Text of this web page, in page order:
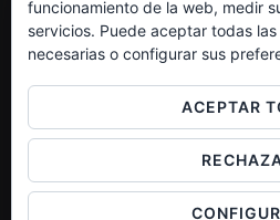
info@interoleo.com
Inspiro Themepor
funcionamiento de la web, medir
servicios. Puede aceptar todas
necesarias o configurar sus
ACEPTAR